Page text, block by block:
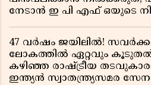
നേടാൻ ഇ പി എഫ് ഒയുടെ
47 വർഷം ജയിലിൽ!
ലോകത്തിൽ ഏറ്റവും കൂടുതൽ
കഴിഞ്ഞ രാഷ്ട്രീയ
ഇന്ത്യൻ സ്വാതന്ത്ര്യസമര